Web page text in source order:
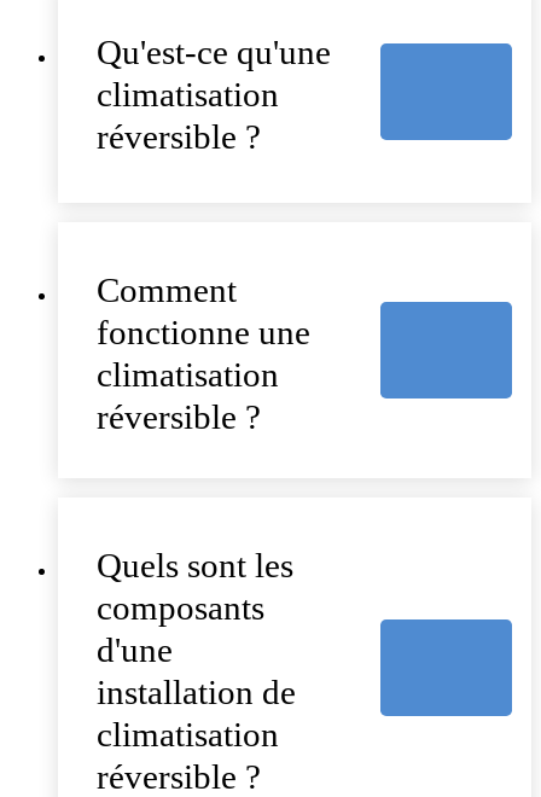
Qu'est-ce qu'une
climatisation
réversible ?
Comment
fonctionne une
climatisation
réversible ?
Quels sont les
composants
d'une
installation de
climatisation
réversible ?